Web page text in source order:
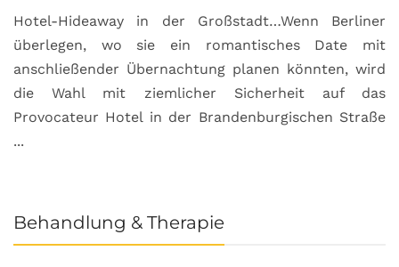
Hotel-Hideaway in der Großstadt…Wenn Berliner
überlegen, wo sie ein romantisches Date mit
anschließender Übernachtung planen könnten, wird
die Wahl mit ziemlicher Sicherheit auf das
Provocateur Hotel in der Brandenburgischen Straße
...
Behandlung & Therapie